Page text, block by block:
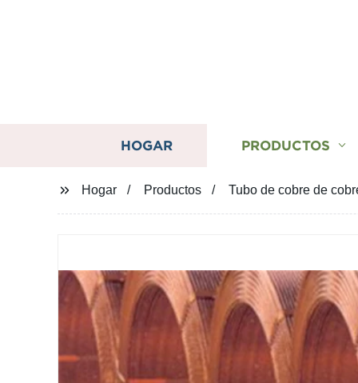
HOGAR PRODUCTOS
Hogar Productos Tubo de cobre de